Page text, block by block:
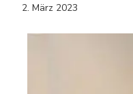
2. März 2023